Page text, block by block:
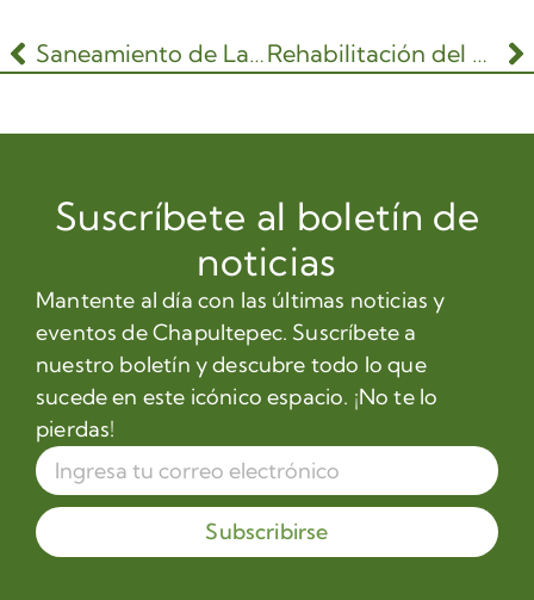
Saneamiento de Lagos y Canales Rehabilitación del Museo de Sitio – Centro de Visitantes.
Suscríbete al boletín de
noticias
Mantente al día con las últimas noticias y
eventos de Chapultepec. Suscríbete a
nuestro boletín y descubre todo lo que
sucede en este icónico espacio. ¡No te lo
pierdas!
Subscribirse